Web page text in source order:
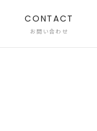
CONTACT
お問い合わせ